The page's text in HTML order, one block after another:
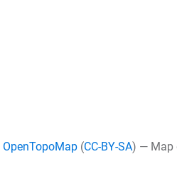
OpenTopoMap (CC-BY-SA) —